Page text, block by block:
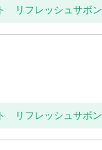
リフレッシュサボン
リフレッシュサボン